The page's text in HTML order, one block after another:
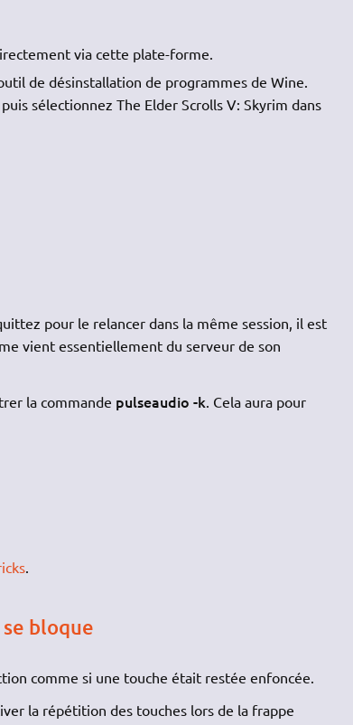
via cette plate-forme.
de désinstallation de programmes de Wine.
sélectionnez The Elder Scrolls V: Skyrim dans
pour le relancer dans la même session, il est
vient essentiellement du serveur de son
la commande pulseaudio -k . Cela aura pour
.
bloque
comme si une touche était restée enfoncée.
la répétition des touches lors de la frappe